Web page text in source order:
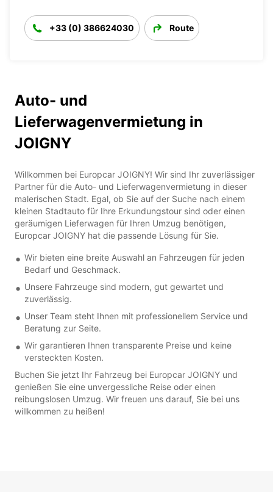
+33 (0) 386624030 Route
Auto- und
Lieferwagenvermietung in
JOIGNY
Willkommen bei Europcar JOIGNY! Wir sind Ihr zuverlässiger
Partner für die Auto- und Lieferwagenvermietung in dieser
malerischen Stadt. Egal, ob Sie auf der Suche nach einem
kleinen Stadtauto für Ihre Erkundungstour sind oder einen
geräumigen Lieferwagen für Ihren Umzug benötigen,
Europcar JOIGNY hat die passende Lösung für Sie.
Wir bieten eine breite Auswahl an Fahrzeugen für jeden
Bedarf und Geschmack.
Unsere Fahrzeuge sind modern, gut gewartet und
zuverlässig.
Unser Team steht Ihnen mit professionellem Service und
Beratung zur Seite.
Wir garantieren Ihnen transparente Preise und keine
versteckten Kosten.
Buchen Sie jetzt Ihr Fahrzeug bei Europcar JOIGNY und
genießen Sie eine unvergessliche Reise oder einen
reibungslosen Umzug. Wir freuen uns darauf, Sie bei uns
willkommen zu heißen!